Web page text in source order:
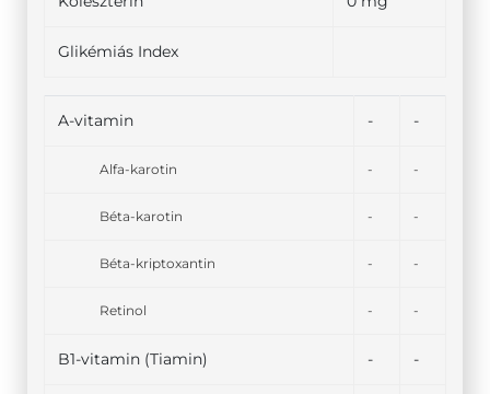
Glikémiás Index
A-vitamin - -
Alfa-karotin - -
Béta-karotin - -
Béta-kriptoxantin - -
Retinol - -
B1-vitamin (Tiamin) - -